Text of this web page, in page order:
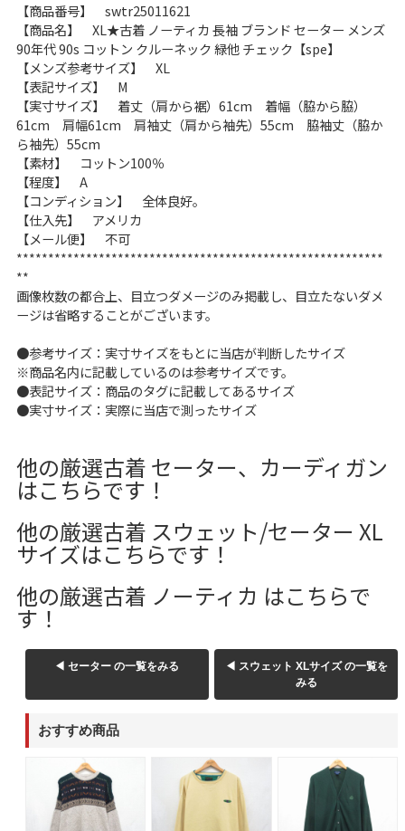
Search by Particular こだわりから探す
Search by Size サイズから探す（メンズ）
ジャケット XS
スウェット XS S
長袖シャツ
Tシャツ XS S
パンツ
W30以下 W31,W32
W33,W34 W35,W36
Search by Maniacマニアックから探す
バンド
Tシャツ
アニメ
Tシャツ
すべてのマニアックを見る
Search by Period 年代から探す
90年代 70年代
【商品番号】 swtr25011621
【商品名】 XL★古着 ノーティカ 長袖 ブランド セーター メンズ
90年代 90s コットン クルーネック 緑他 チェック【spe】
【メンズ参考サイズ】 XL
【表記サイズ】 M
【実寸サイズ】 着丈（肩から裾）61cm 着幅（脇から脇）
61cm 肩幅61cm 肩袖丈（肩から袖先）55cm 脇袖丈（脇か
ら袖先）55cm
【素材】 コットン100％
【程度】 A
【コンディション】 全体良好。
【仕入先】 アメリカ
【メール便】 不可
**********************************************************
**
画像枚数の都合上、目立つダメージのみ掲載し、目立たないダメ
ージは省略することがございます。
●参考サイズ：実寸サイズをもとに当店が判断したサイズ
※商品名内に記載しているのは参考サイズです。
●表記サイズ：商品のタグに記載してあるサイズ
●実寸サイズ：実際に当店で測ったサイズ
他の厳選古着 セーター、カーディガン
はこちらです！
他の厳選古着 スウェット/セーター XL
サイズはこちらです！
他の厳選古着 ノーティカ はこちらで
す！
◀ セーター の一覧をみる
◀ スウェット XLサイズ の一覧を
みる
おすすめ商品